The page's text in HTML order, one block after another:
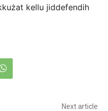
kellu jiddefendih
Next article